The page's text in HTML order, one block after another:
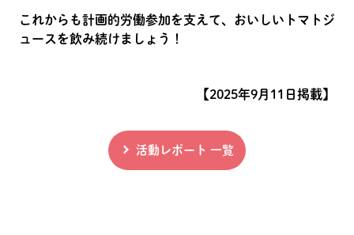
これからも計画的労働参加を支えて、おいしいトマトジ
ュースを飲み続けましょう！
【2025年9月11日掲載】
活動レポート 一覧